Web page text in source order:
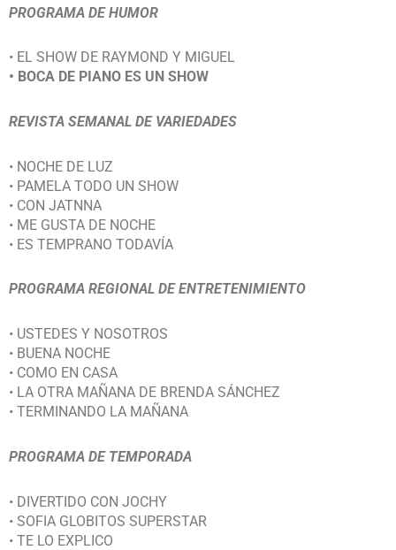
PROGRAMA DE HUMOR
• EL SHOW DE RAYMOND Y MIGUEL
• BOCA DE PIANO ES UN SHOW
REVISTA SEMANAL DE VARIEDADES
• NOCHE DE LUZ
• PAMELA TODO UN SHOW
• CON JATNNA
• ME GUSTA DE NOCHE
• ES TEMPRANO TODAVÍA
PROGRAMA REGIONAL DE ENTRETENIMIENTO
• USTEDES Y NOSOTROS
• BUENA NOCHE
• COMO EN CASA
• LA OTRA MAÑANA DE BRENDA SÁNCHEZ
• TERMINANDO LA MAÑANA
PROGRAMA DE TEMPORADA
• DIVERTIDO CON JOCHY
• SOFIA GLOBITOS SUPERSTAR
• TE LO EXPLICO